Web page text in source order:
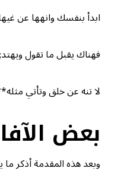
ابدأ بنفسك وانهها عن
فهناك يقبل ما تقول
لا تنه عن خلق وتأتي
بعض
وبعد هذه المقدمة أذكر